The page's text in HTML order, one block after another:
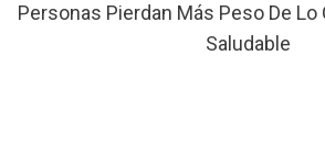
Personas Pierdan Más Peso De Lo
Saludable